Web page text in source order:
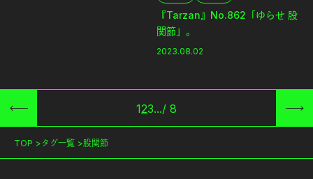
『Tarzan』No.862「ゆらせ 股
関節」。
2023.08.02
123.../ 8
TOP タグ一覧 股関節